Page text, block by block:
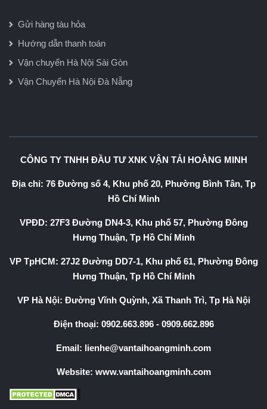
Gửi hàng tàu hỏa
Hướng dẫn thanh toán
Vận chuyển Hà Nội Sài Gòn
Vận Chuyển Hà Nội Đà Nẵng
CÔNG TY TNHH ĐẦU TƯ XNK VẬN TẢI HOÀNG MINH
Địa chỉ: 76 Đường số 4, Khu phố 20, Phường Bình Tân, Tp
Hồ Chí Minh
VPĐD: 27F3 Đường DN4-3, Khu phố 57, Phường Đông
Hưng Thuận, Tp Hồ Chí Minh
VP TpHCM: 27J2 Đường DD7-1, Khu phố 61, Phường Đông
Hưng Thuận, Tp Hồ Chí Minh
VP Hà Nội: Đường Vĩnh Quỳnh, Xã Thanh Trì, Tp Hà Nội
Điện thoại: 0902.663.896- 0909.662.896
Email: lienhe@vantaihoangminh.com
Website: www.vantaihoangminh.com